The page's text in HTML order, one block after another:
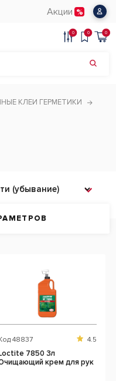
Акции
0 0 0
КЛЕИ ГЕРМЕТИКИ
48837 4.5
7850 3л
крем для рук